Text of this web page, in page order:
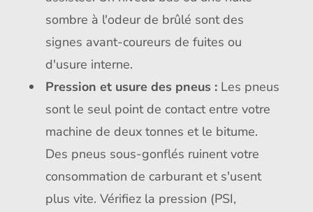
sombre à l'odeur de brûlé sont des
signes avant-coureurs de fuites ou
d'usure interne.
Pression et usure des pneus :Les pneus
sont le seul point de contact entre votre
machine de deux tonnes et le bitume.
Des pneus sous-gonflés ruinent votre
consommation de carburant et s'usent
plus vite. Vérifiez la pression (PSI,